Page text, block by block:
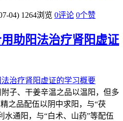
04) 1264浏览 0评论 0个赞
助阳法治疗肾阳虚证
子、干姜辛温之品以温阳，但多
之品配伍以阴中求阳，与“茯
水通阳，与“白术、山药”等配伍